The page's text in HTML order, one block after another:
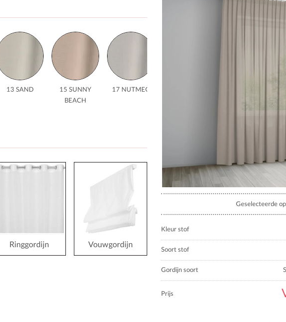
13 SAND
15 SUNNY
BEACH
17 NUTMEG
Ringgordijn Vouwgordijn
Geselecteerde
Kleur stof
Soort stof
Gordijn soort
Prijs